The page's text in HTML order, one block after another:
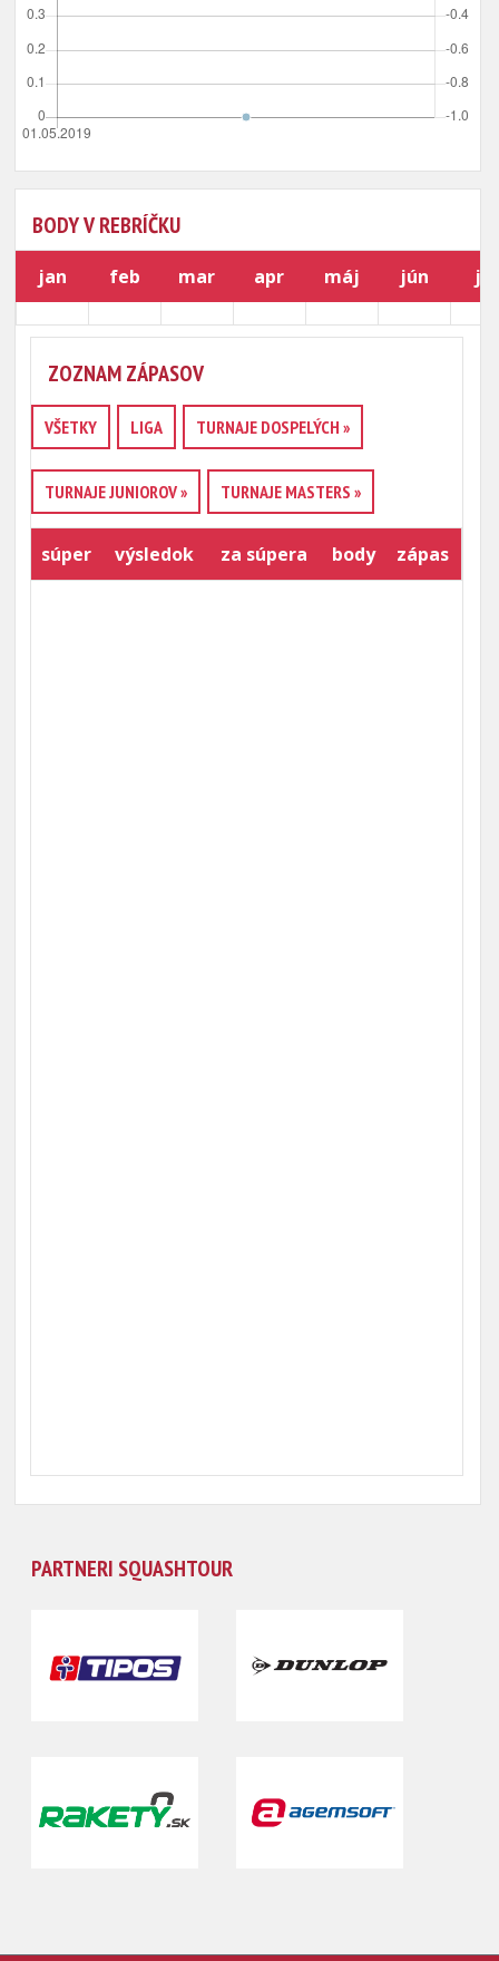
BODY V REBRÍČKU
jan feb mar apr máj jún júl
ZOZNAM ZÁPASOV
VŠETKY LIGA TURNAJE DOSPELÝCH »
TURNAJE JUNIOROV » TURNAJE MASTERS »
súper výsledok za súpera body zápas
PARTNERI SQUASHTOUR